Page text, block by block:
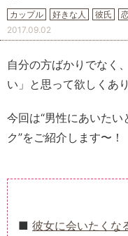
カップル 好きな人 彼氏
2017.09.02
自分の方ばかりでなく
い」と思って欲しくあ
今回は“男性にあいた
ク”をご紹介します〜！
彼女に会いたくな